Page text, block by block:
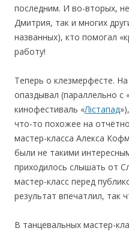
последним. И во-вторых,
Дмитрия, так и многих
названных), кто помогал
работу!
Теперь о клезмерфесте.
опаздывал (параллельно с
кинофестиваль «Лістапад
что-то похожее на
мастер-класса Алекса
были не такими
приходилось слышать от
мастер-класс перед
результат впечатлил, так
В танцевальных мастер-